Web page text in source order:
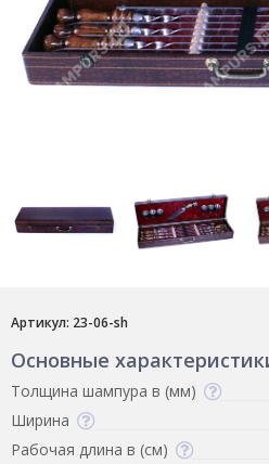
Артикул: 23-06-sh
Основные
Толщина шампура в (мм)
Ширина
Рабочая длина в (см)